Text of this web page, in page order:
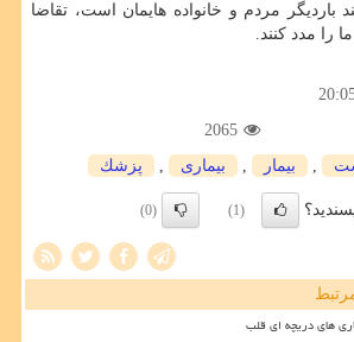
باردیگر مردم و خانواده هایمان است، تقاضا
را مدد کنند.
2065
بیمار بیماری پزشك
(1)
(0)
های دریچه ای قلب